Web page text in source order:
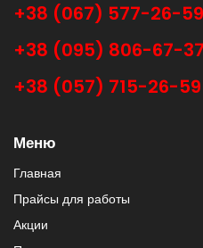
+38 (067) 577-26-59
+38 (095) 806-67-37
+38 (057) 715-26-59
Меню
Главная
Прайсы для работы
Акции